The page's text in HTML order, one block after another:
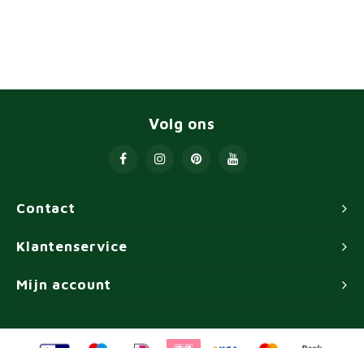
Contact
Volg ons
Klantenservice
Mijn account